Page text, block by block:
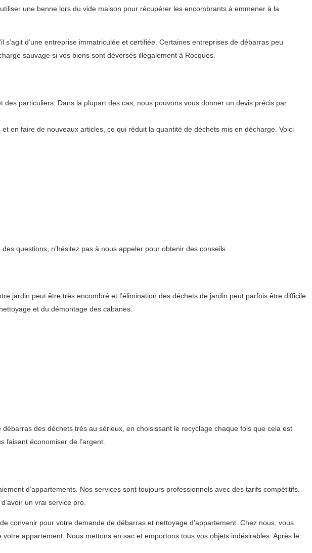
une benne lors du vide maison pour récupérer les encombrants à emmener à la
d’une entreprise immatriculée et certifiée. Certaines entreprises de débarras peu
sauvage si vos biens sont déversés illégalement à Rocques.
particuliers. Dans la plupart des cas, nous pouvons vous donner un devis précis par
en faire de nouveaux articles, ce qui réduit la quantité de déchets mis en décharge. Voici
questions, n’hésitez pas à nous appeler pour obtenir des conseils.
jardin peut être très encombré et l’élimination des déchets de jardin peut parfois être difficile.
et du démontage des cabanes.
des déchets très au sérieux, en choisissant le recyclage chaque fois que cela est
faisant économiser de l’argent.
d’appartements. Nos services sont toujours professionnels avec des tarifs compétitifs.
un vrai service pro.
convenir pour votre demande de débarras et nettoyage d’appartement. Chez nous, vous
appartement. Nous mettons en sac et emportons tous vos objets indésirables. Après le